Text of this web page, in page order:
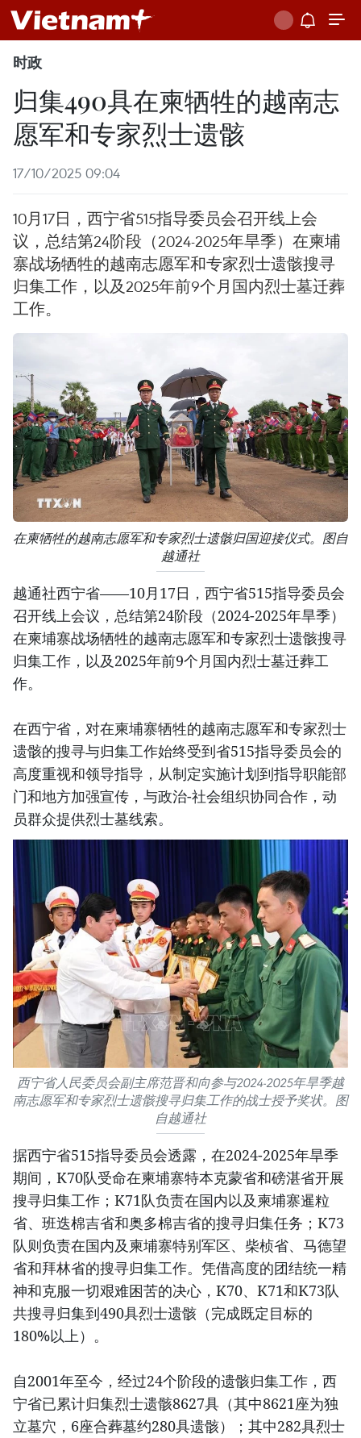
时政
归集490具在柬牺牲的越南志
愿军和专家烈士遗骸
17/10/2025 09:04
10月17日，西宁省515指导委员会召开线上会
议，总结第24阶段（2024-2025年旱季）在柬埔
寨战场牺牲的越南志愿军和专家烈士遗骸搜寻
归集工作，以及2025年前9个月国内烈士墓迁葬
工作。
在柬牺牲的越南志愿军和专家烈士遗骸归国迎接仪式。图自
越通社
越通社西宁省——10月17日，西宁省515指导委员会
召开线上会议，总结第24阶段（2024-2025年旱季）
在柬埔寨战场牺牲的越南志愿军和专家烈士遗骸搜寻
归集工作，以及2025年前9个月国内烈士墓迁葬工
作。
在西宁省，对在柬埔寨牺牲的越南志愿军和专家烈士
遗骸的搜寻与归集工作始终受到省515指导委员会的
高度重视和领导指导，从制定实施计划到指导职能部
门和地方加强宣传，与政治-社会组织协同合作，动
员群众提供烈士墓线索。
西宁省人民委员会副主席范晋和向参与2024-2025年旱季越
南志愿军和专家烈士遗骸搜寻归集工作的战士授予奖状。图
自越通社
据西宁省515指导委员会透露，在2024-2025年旱季
期间，K70队受命在柬埔寨特本克蒙省和磅湛省开展
搜寻归集工作；K71队负责在国内以及柬埔寨暹粒
省、班迭棉吉省和奥多棉吉省的搜寻归集任务；K73
队则负责在国内及柬埔寨特别军区、柴桢省、马德望
省和拜林省的搜寻归集工作。凭借高度的团结统一精
神和克服一切艰难困苦的决心，K70、K71和K73队
共搜寻归集到490具烈士遗骸（完成既定目标的
180%以上）。
自2001年至今，经过24个阶段的遗骸归集工作，西
宁省已累计归集烈士遗骸8627具（其中8621座为独
立墓穴，6座合葬墓约280具遗骸）；其中282具烈士